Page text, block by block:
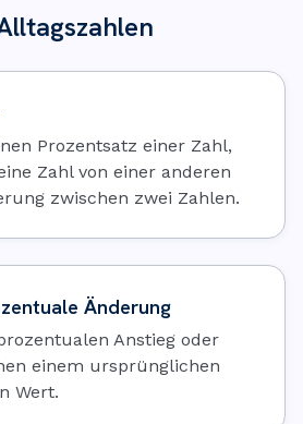
Prozentsatz einer Zahl,
Zahl von einer anderen
zwischen zwei Zahlen.
Änderung
Anstieg oder
einem ursprünglichen
Wert.